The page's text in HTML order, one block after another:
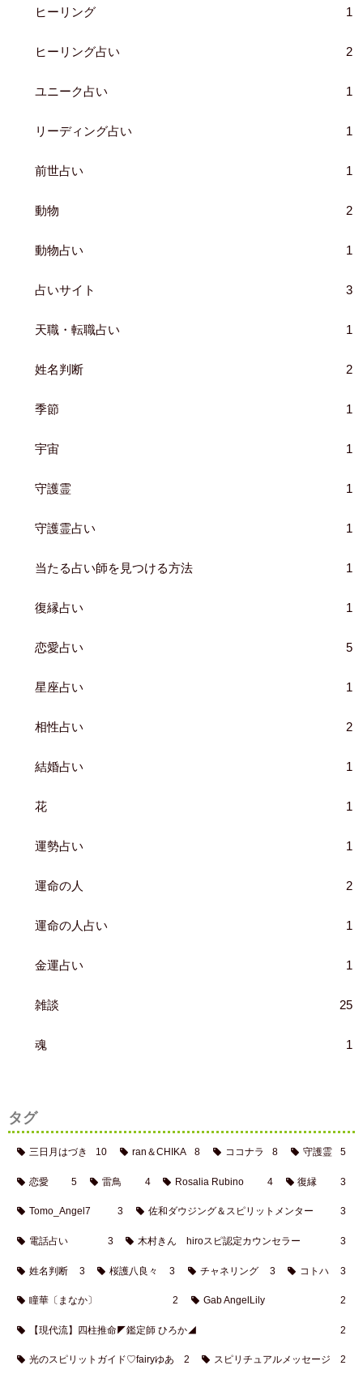
ヒーリング 1
ヒーリング占い 2
ユニーク占い 1
リーディング占い 1
前世占い 1
動物 2
動物占い 1
占いサイト 3
天職・転職占い 1
姓名判断 2
季節 1
宇宙 1
守護霊 1
守護霊占い 1
当たる占い師を見つける方法 1
復縁占い 1
恋愛占い 5
星座占い 1
相性占い 2
結婚占い 1
花 1
運勢占い 1
運命の人 2
運命の人占い 1
金運占い 1
雑談 25
魂 1
タグ
三日月はづき 10 ran＆CHIKA 8 ココナラ 8 守護霊 5
恋愛 5 雷鳥 4 Rosalia Rubino 4 復縁 3
Tomo_Angel7 3 佐和ダウジング＆スピリットメンター 3
電話占い 3 木村きん hiroスピ認定カウンセラー 3
姓名判断 3 桜護八良々 3 チャネリング 3 コトハ 3
瞳華〔まなか〕 2 Gab AngelLily 2
【現代流】四柱推命◤鑑定師 ひろか◢ 2
光のスピリットガイド♡fairyゆあ 2 スピリチュアルメッセージ 2